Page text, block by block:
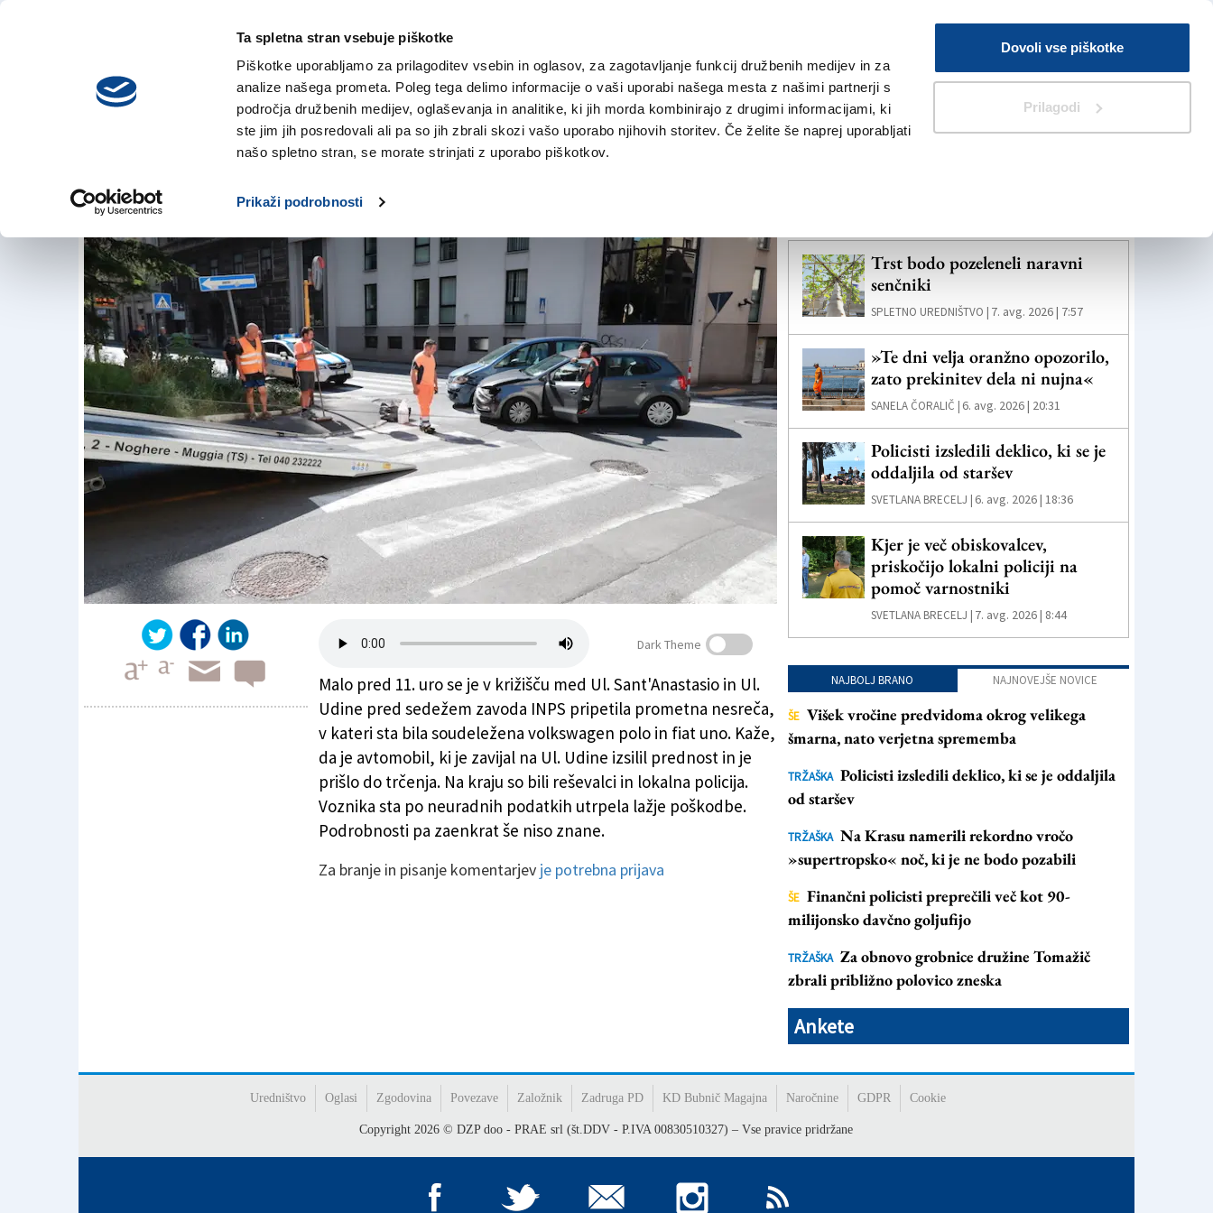
Ta spletna stran vsebuje piškotke
Piškotke uporabljamo za prilagoditev vsebin in oglasov, za zagotavljanje funkcij družbenih medijev in za
analize našega prometa. Poleg tega delimo informacije o vaši uporabi našega mesta z našimi partnerji s
področja družbenih medijev, oglaševanja in analitike, ki jih morda kombinirajo z drugimi informacijami, ki
ste jim jih posredovali ali pa so jih zbrali skozi vašo uporabo njihovih storitev. Če želite še naprej uporabljati
našo spletno stran, se morate strinjati z uporabo piškotkov.
Prikaži podrobnosti
Dovoli vse piškotke
Prilagodi
petek,
7. avgusta 2026
V Kioskih
Iskanje
NOVICE TRŽAŠKA GORIŠKA KULTURA ŠPORT ŠE
Trčenje pred sedežem zavoda Inps
8. sep. 2018 | 12:24
Trčenje pred sedežem zavoda Inps
Dark Theme
Malo pred 11. uro se je v križišču med Ul. Sant'Anastasio in Ul.
Udine pred sedežem zavoda INPS pripetila prometna nesreča,
v kateri sta bila soudeležena volkswagen polo in fiat uno. Kaže,
da je avtomobil, ki je zavijal na Ul. Udine izsilil prednost in je
prišlo do trčenja. Na kraju so bili reševalci in lokalna policija.
Voznika sta po neuradnih podatkih utrpela lažje poškodbe.
Podrobnosti pa zaenkrat še niso znane.
Za branje in pisanje komentarjev je potrebna prijava
Trst bodo pozeleneli naravni
senčniki
SPLETNO UREDNIŠTVO | 7. avg. 2026 | 7:57
»Te dni velja oranžno opozorilo,
zato prekinitev dela ni nujna«
SANELA ČORALIČ | 6. avg. 2026 | 20:31
Policisti izsledili deklico, ki se je
oddaljila od staršev
SVETLANA BRECELJ | 6. avg. 2026 | 18:36
Kjer je več obiskovalcev,
priskočijo lokalni policiji na
pomoč varnostniki
SVETLANA BRECELJ | 7. avg. 2026 | 8:44
NAJBOLJ BRANO NAJNOVEJŠE NOVICE
ŠE Višek vročine predvidoma okrog velikega
šmarna, nato verjetna sprememba
TRŽAŠKA Policisti izsledili deklico, ki se je oddaljila
od staršev
TRŽAŠKA Na Krasu namerili rekordno vročo
»supertropsko« noč, ki je ne bodo pozabili
ŠE Finančni policisti preprečili več kot 90-
milijonsko davčno goljufijo
TRŽAŠKA Za obnovo grobnice družine Tomažič
zbrali približno polovico zneska
Ankete
Uredništvo Oglasi Zgodovina Povezave Založnik Zadruga PD KD Bubnič Magajna Naročnine GDPR Cookie
Copyright2026 © DZP doo - PRAE srl (št.DDV - P.IVA 00830510327) – Vse pravice pridržane